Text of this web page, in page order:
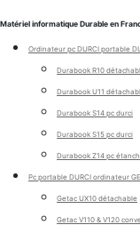
Matériel informatique Durable en
Ordinateur pc DURCI portable
Durabook R10
Durabook U11
Durabook S14 pc durci
Durabook S15 pc durci
Durabook Z14 pc
Pc portable DURCI ordinateur
Getac UX10 détachable
Getac V110 & V120